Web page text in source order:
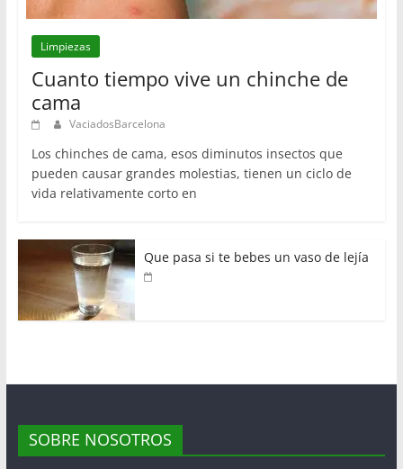
Limpiezas
Cuanto tiempo vive un chinche de
cama
VaciadosBarcelona
Los chinches de cama, esos diminutos insectos que
pueden causar grandes molestias, tienen un ciclo de
vida relativamente corto en
Que pasa si te bebes un vaso de lejía
SOBRE NOSOTROS